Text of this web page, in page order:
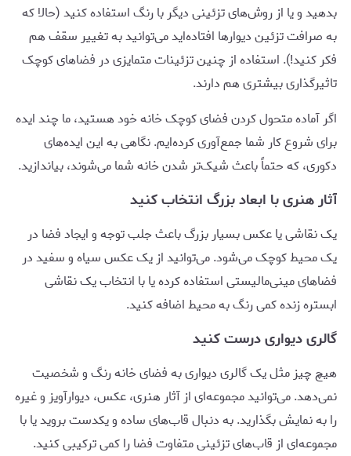
بدهید و یا از روش‌های تزئینی دیگر با رنگ استفاده کنید (حالا که
به صرافت تزئین دیوارها افتاده‌اید می‌توانید به تغییر سقف هم
فکر کنید!). استفاده از چنین تزئینات متمایزی در فضاهای کوچک
تاثیرگذاری بیشتری هم دارند.
اگر آماده متحول کردن فضای کوچک خانه خود هستید، ما چند ایده
برای شروع کار شما جمع‌آوری کرده‌ایم. نگاهی به این ایده‌های
دکوری، که حتماً باعث شیک‌تر شدن خانه شما می‌شوند، بیاندازید.
آثار هنری با ابعاد بزرگ انتخاب کنید
یک نقاشی یا عکس بسیار بزرگ باعث جلب توجه و ایجاد فضا در
یک محیط کوچک می‌شود. می‌توانید از یک عکس سیاه و سفید در
فضاهای مینی‌مالیستی استفاده کرده یا با انتخاب یک نقاشی
ابستره زنده کمی رنگ به محیط اضافه کنید.
گالری دیواری درست کنید
هیچ‌ چیز مثل یک گالری دیواری به فضای خانه رنگ و شخصیت
نمی‌دهد. می‌توانید مجموعه‌ای از آثار هنری، عکس، دیوارآویز و غیره
را به نمایش بگذارید. به دنبال قاب‌های ساده و یکدست بروید یا با
مجموعه‌ای از قاب‌های تزئینی متفاوت فضا را کمی ترکیبی کنید.